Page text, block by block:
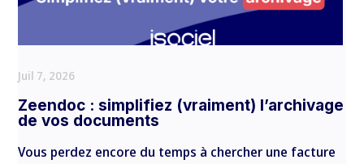
Zeendoc : simplifiez (vraiment) l’archivage
de vos documents
Juil 7, 2026
Vous perdez encore du temps à chercher une facture